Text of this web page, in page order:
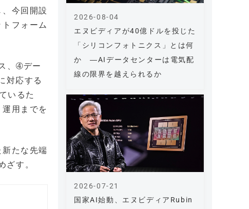
今回開設
フォーム
、➃デー
対応する
いるた
用までを
たな先端
す。
エヌビディアが40億ドルを投じた
「シリコンフォトニクス」とは何
か ―AIデータセンターは電気配
線の限界を越えられるか
2026-08-04
国家AI始動、エヌビディアRubin
2026-07-21